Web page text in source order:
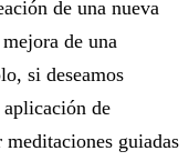
de una nueva
de una
si deseamos
de
guiadas